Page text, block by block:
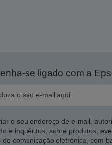
se ligado com a
o seu endereço de e-mail,
e inquéritos, sobre produtos,
de comunicação eletrónica, com